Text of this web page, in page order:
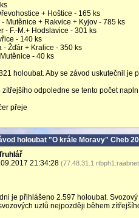
+ Hoštice - 165 ks
Mutěnice + Rakvice + Kyjov - 785 ks
- F.-M.+ Hodslavice - 301 ks
- 140 ks
- Žďár + Kralice - 350 ks
- 40 ks
holoubat. Aby se závod uskutečnil je
zítřejšího odpoledne se tento počet
přeje
holoubat "O krále Moravy" Cheb
21:34:28 (77.48.31.1
je přihlášeno 2.597 holoubat.
uzlů nejpozději během